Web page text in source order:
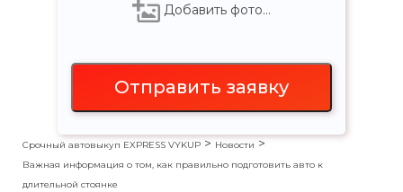
Добавить фото…
Срочный автовыкуп EXPRESS VYKUP > Новости >
Важная информация о том, как правильно подготовить авто к
длительной стоянке